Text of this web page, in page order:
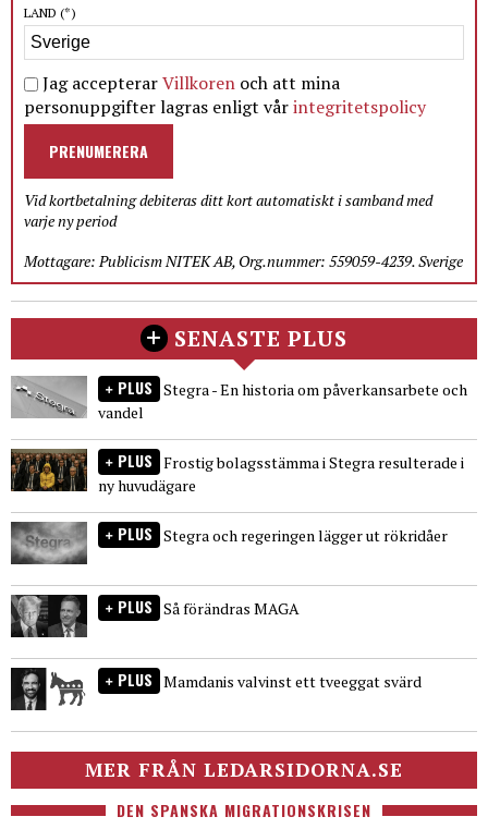
LAND (*)
Jag accepterarVillkoren och att mina
personuppgifter lagras enligt vårintegritetspolicy
PRENUMERERA
Vid kortbetalning debiteras ditt kort automatiskt i samband med
varje ny period
Mottagare: Publicism NITEK AB, Org.nummer: 559059-4239. Sverige
SENASTE PLUS
PLUS Stegra - En historia om påverkansarbete och
vandel
PLUS Frostig bolagsstämma i Stegra resulterade i
ny huvudägare
PLUS Stegra och regeringen lägger ut rökridåer
PLUS Så förändras MAGA
PLUS Mamdanis valvinst ett tveeggat svärd
MER FRÅN LEDARSIDORNA.SE
DEN SPANSKA MIGRATIONSKRISEN